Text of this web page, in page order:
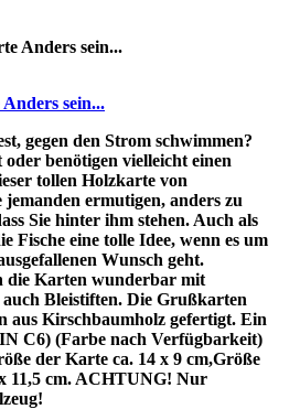
sein...
gegen den Strom schwimmen?
benötigen vielleicht einen
tollen Holzkarte von
ermutigen, anders zu
Sie hinter ihm stehen. Auch als
Fische eine tolle Idee, wenn es um
Wunsch geht.
die Karten wunderbar mit
Bleistiften. Die Grußkarten
aus Kirschbaumholz gefertigt. Ein
C6) (Farbe nach Verfügbarkeit)
der Karte ca. 14 x 9 cm,Größe
11,5 cm. ACHTUNG! Nur